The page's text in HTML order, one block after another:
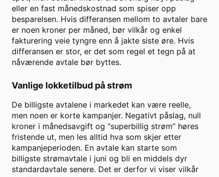
eller en fast månedskostnad som spiser opp
besparelsen. Hvis differansen mellom to avtaler bare
er noen kroner per måned, bør vilkår og enkel
fakturering veie tyngre enn å jakte siste øre. Hvis
differansen er stor, er det som regel et tegn på at
nåværende avtale bør byttes.
Vanlige lokketilbud på strøm
De billigste avtalene i markedet kan være reelle,
men noen er korte kampanjer. Negativt påslag, null
kroner i månedsavgift og “superbillig strøm” høres
fristende ut, men les alltid hva som skjer etter
kampanjeperioden. En avtale kan starte som
billigste strømavtale i juni og bli en middels dyr
standardavtale senere. Det er derfor vi viser vilkår